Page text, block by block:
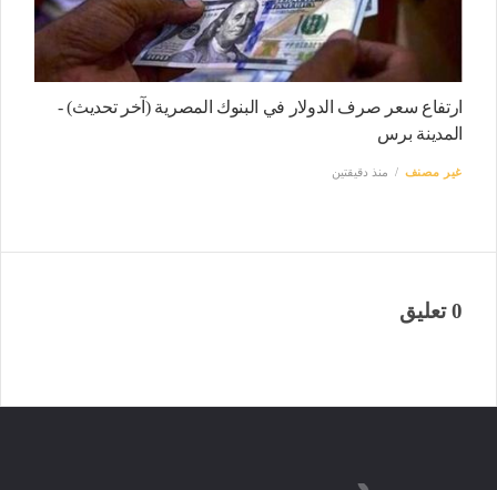
ارتفاع سعر صرف الدولار في البنوك المصرية (آخر تحديث) -
المدينة برس
غير مصنف منذ دقيقتين
0 تعليق